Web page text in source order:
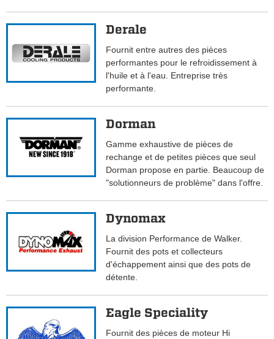
Derale
Fournit entre autres des pièces
performantes pour le refroidissement à
l'huile et à l'eau. Entreprise très
performante.
Dorman
Gamme exhaustive de pièces de
rechange et de petites pièces que seul
Dorman propose en partie. Beaucoup de
"solutionneurs de problème" dans l'offre.
Dynomax
La division Performance de Walker.
Fournit des pots et collecteurs
d'échappement ainsi que des pots de
détente.
Eagle Speciality
Fournit des pièces de moteur Hi